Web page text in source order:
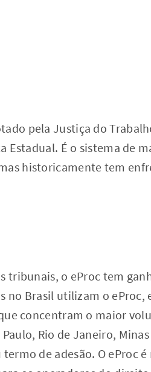
pela Justiça do
Estadual. É o sistema de
historicamente tem
tribunais, o eProc tem
no Brasil utilizam o eProc,
concentram o maior
Rio de Janeiro, Minas
de adesão. O eProc